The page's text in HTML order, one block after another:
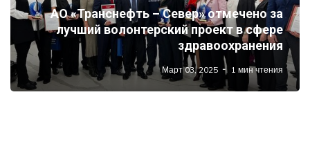
АО «Транснефть – Север» отмечено за
лучший волонтерский проект в сфере
здравоохранения
Март 03, 2025 1 мин чтения